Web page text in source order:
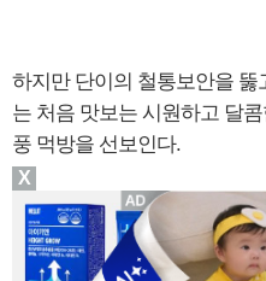
하지만 단이의 철통보안을 뚫
는 처음 맛보는 시원하고 달
풍 먹방을 선보인다.
X